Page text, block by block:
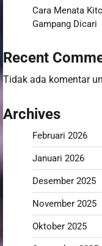
Cara Menata
Gampang Dicari
Recent
Tidak ada komentar
Archives
Februari 2026
Januari 2026
Desember 2025
November 2025
Oktober 2025